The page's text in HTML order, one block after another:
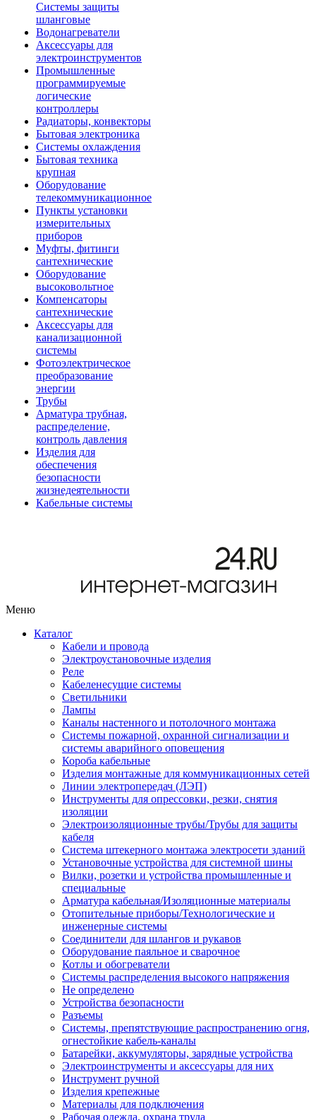
Системы защиты
шланговые
Водонагреватели
Аксессуары для
электроинструментов
Промышленные
программируемые
логические
контроллеры
Радиаторы, конвекторы
Бытовая электроника
Системы охлаждения
Бытовая техника
крупная
Оборудование
телекоммуникационное
Пункты установки
измерительных
приборов
Муфты, фитинги
сантехнические
Оборудование
высоковольтное
Компенсаторы
сантехнические
Аксессуары для
канализационной
системы
Фотоэлектрическое
преобразование
энергии
Трубы
Арматура трубная,
распределение,
контроль давления
Изделия для
обеспечения
безопасности
жизнедеятельности
Кабельные системы
Меню
Каталог
Кабели и провода
Электроустановочные изделия
Реле
Кабеленесущие системы
Светильники
Лампы
Каналы настенного и потолочного монтажа
Системы пожарной, охранной сигнализации и
системы аварийного оповещения
Короба кабельные
Изделия монтажные для коммуникационных сетей
Линии электропередач (ЛЭП)
Инструменты для опрессовки, резки, снятия
изоляции
Электроизоляционные трубы/Трубы для защиты
кабеля
Система штекерного монтажа электросети зданий
Установочные устройства для системной шины
Вилки, розетки и устройства промышленные и
специальные
Арматура кабельная/Изоляционные материалы
Отопительные приборы/Технологические и
инженерные системы
Соединители для шлангов и рукавов
Оборудование паяльное и сварочное
Котлы и обогреватели
Системы распределения высокого напряжения
Не определено
Устройства безопасности
Разъемы
Системы, препятствующие распространению огня,
огнестойкие кабель-каналы
Батарейки, аккумуляторы, зарядные устройства
Электроинструменты и аксессуары для них
Инструмент ручной
Изделия крепежные
Материалы для подключения
Рабочая одежда, охрана труда